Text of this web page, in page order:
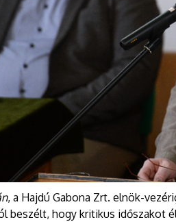
, a Hajdú Gabona Zrt. elnök-
beszélt, hogy kritikus időszakot